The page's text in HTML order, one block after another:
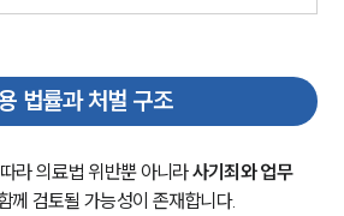
법률과 처벌 구조
라 의료법 위반뿐 아니라 사기죄와 업무
께 검토될 가능성이 존재합니다.